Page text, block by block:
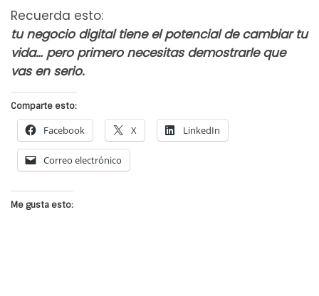
Recuerda esto:
tu negocio digital tiene el potencial de cambiar tu
vida… pero primero necesitas demostrarle que
vas en serio.
Comparte esto:
Facebook X LinkedIn
Correo electrónico
Me gusta esto: